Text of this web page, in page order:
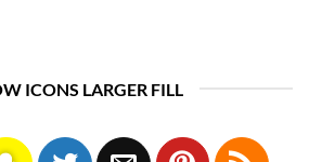
ICONS LARGER FILL